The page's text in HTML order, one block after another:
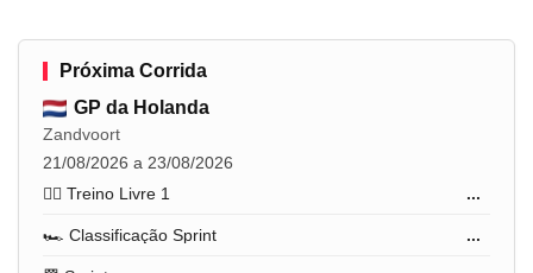
Próxima Corrida
GP da Holanda
Zandvoort
21/08/2026 a 23/08/2026
🏋️‍♂️ Treino Livre 1
...
🏎️ Classificação Sprint ...